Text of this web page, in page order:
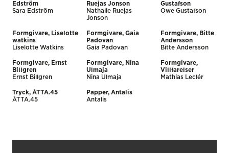
Edström
Sara Edström
Ruejas Jonson
Nathalie Ruejas
Jonson
Gustafson
Owe Gustafson
Formgivare, Liselotte
watkins
Liselotte Watkins
Formgivare, Gaia
Padovan
Gaia Padovan
Formgivare, Bitte
Andersson
Bitte Andersson
Formgivare, Ernst
Billgren
Ernst Billgren
Formgivare, Nina
Ulmaja
Nina Ulmaja
Formgivare,
Villfarelser
Mathias Leclér
Tryck, ÅTTA.45
ÅTTA.45
Papper, Antalis
Antalis